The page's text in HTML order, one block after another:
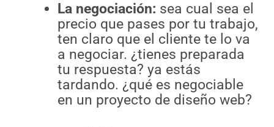
La negociación: sea cual sea el
precio que pases por tu trabajo,
ten claro que el cliente te lo va
a negociar. ¿tienes preparada
tu respuesta? ya estás
tardando. ¿qué es negociable
en un proyecto de diseño web?